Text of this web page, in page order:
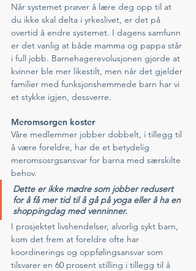
Når systemet prøver å lære deg opp til at
du ikke skal delta i yrkeslivet, er det på
overtid å endre systemet. I dagens samfunn
er det vanlig at både mamma og pappa står
i full jobb. Barnehagerevolusjonen gjorde at
kvinner ble mer likestilt, men når det gjelder
familier med funksjonshemmede barn har vi
et stykke igjen, dessverre.
Meromsorgen koster
Våre medlemmer jobber dobbelt, i tillegg til
å være foreldre, har de et betydelig
meromsosrgsansvar for barna med særskilte
behov.
Dette er ikke mødre som jobber redusert
for å få mer tid til å gå på yoga eller å ha en
shoppingdag med venninner.
I prosjektet livshendelser, alvorlig sykt barn,
kom det frem at foreldre ofte har
koordinerings og oppfølingsansvar som
tilsvarer en 60 prosent stilling i tillegg til å